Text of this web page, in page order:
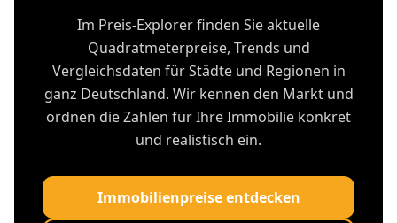
Im Preis-Explorer finden Sie aktuelle
Quadratmeterpreise, Trends und
Vergleichsdaten für Städte und Regionen in
ganz Deutschland. Wir kennen den Markt und
ordnen die Zahlen für Ihre Immobilie konkret
und realistisch ein.
Immobilienpreise entdecken